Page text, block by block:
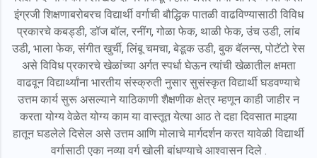
इंग्रजी शिक्षणाबरोबरच विद्यार्थी वर्गाची बौद्धिक पातळी वाढविण्यासाठी विविध
प्रकारचे कबड्डी, डॉज बॉल, रनींग, गोळा फेक, थाळी फेक, उंच उडी, लांब
उडी, भाला फेक, संगीत खुर्ची, लिंबू चमचा, बेडूक उडी, बुक बॅलन्स, पोटॅटो रेस
असे विविध प्रकारचे खेळांच्या अर्गत स्पर्धा घेऊन त्यांची खेळातील क्षमता
वाढवून विद्यार्थ्यांना भारतीय संस्क्रुती नुसार सुसंस्कृत विद्यार्थी घडवण्याचे
उत्तम कार्य सुरू असल्याने याठिकाणी शैक्षणीक क्षेत्र म्हणून काही जाहीर न
करता योग्य वेळेत योग्य काम या वास्तूत येत्या आठ ते दहा दिवसात माझ्या
हातून घडलेले दिसेल असे उत्तम आणि मोलाचे मार्गदर्शन करत यावेळी विद्यार्थी
वर्गासाठी एका नव्या वर्ग खोली बांधण्याचे आश्वासन दिले .